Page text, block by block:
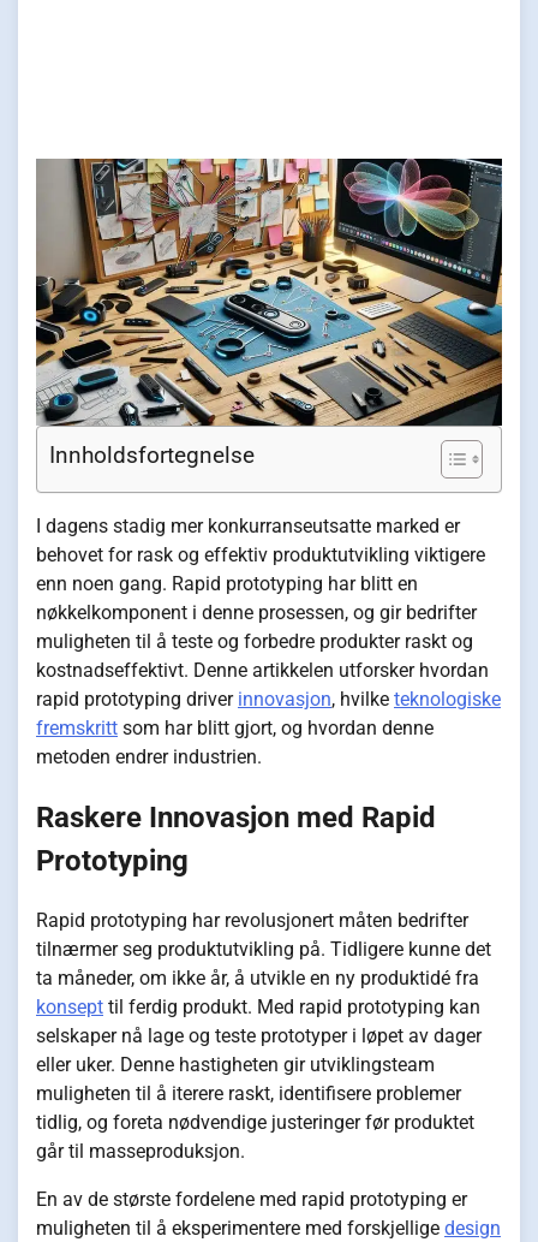
Innholdsfortegnelse
I dagens stadig mer konkurranseutsatte marked er
behovet for rask og effektiv produktutvikling viktigere
enn noen gang. Rapid prototyping har blitt en
nøkkelkomponent i denne prosessen, og gir bedrifter
muligheten til å teste og forbedre produkter raskt og
kostnadseffektivt. Denne artikkelen utforsker hvordan
rapid prototyping driver innovasjon, hvilke teknologiske
fremskritt som har blitt gjort, og hvordan denne
metoden endrer industrien.
Raskere Innovasjon med Rapid
Prototyping
Rapid prototyping har revolusjonert måten bedrifter
tilnærmer seg produktutvikling på. Tidligere kunne det
ta måneder, om ikke år, å utvikle en ny produktidé fra
konsept til ferdig produkt. Med rapid prototyping kan
selskaper nå lage og teste prototyper i løpet av dager
eller uker. Denne hastigheten gir utviklingsteam
muligheten til å iterere raskt, identifisere problemer
tidlig, og foreta nødvendige justeringer før produktet
går til masseproduksjon.
En av de største fordelene med rapid prototyping er
muligheten til å eksperimentere med forskjellige design